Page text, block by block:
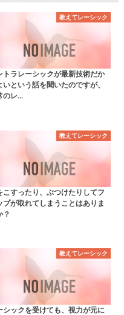
教えてレーシック
トラレーシックが最新技術だか
いという話を聞いたのですが、
のレ…
教えてレーシック
こすったり、ぶつけたりしてフ
プが取れてしまうことはありま
？
教えてレーシック
シックを受けても、視力が元に